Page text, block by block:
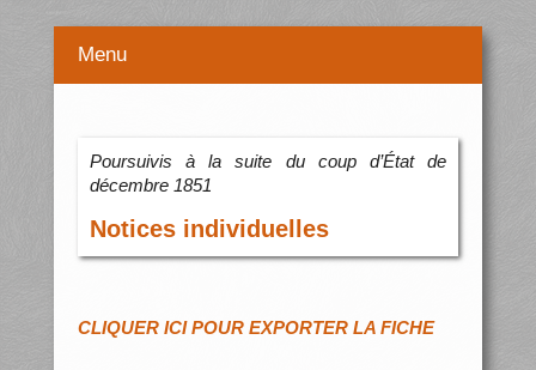
Menu
Poursuivis à la suite du coup d’État de
décembre 1851
Notices individuelles
CLIQUER ICI POUR EXPORTER LA FICHE